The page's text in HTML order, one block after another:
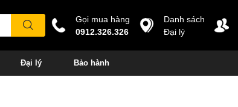
Gọi mua hàng
0912.326.326
Danh sách
Đại lý
Đại lý Bảo hành